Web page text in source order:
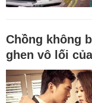
Chồng không
ghen vô lối